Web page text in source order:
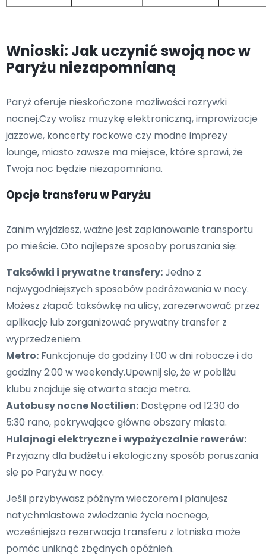
Wnioski: Jak uczynić swoją noc w
Paryżu niezapomnianą
Paryż oferuje nieskończone możliwości rozrywki
nocnej.Czy wolisz muzykę elektroniczną, improwizacje
jazzowe, koncerty rockowe czy modne imprezy
lounge, miasto zawsze ma miejsce, które sprawi, że
Twoja noc będzie niezapomniana.
Opcje transferu w Paryżu
Zanim wyjdziesz, ważne jest zaplanowanie transportu
po mieście. Oto najlepsze sposoby poruszania się:
Taksówki i prywatne transfery:Jedno z
najwygodniejszych sposobów podróżowania w nocy.
Możesz złapać taksówkę na ulicy, zarezerwować przez
aplikację lub zorganizować prywatny transfer z
wyprzedzeniem.
Metro: Funkcjonuje do godziny 1:00 w dni robocze i do
godziny 2:00 w weekendy.Upewnij się, że w pobliżu
klubu znajduje się otwarta stacja metra.
Autobusy nocne Noctilien: Dostępne od 12:30 do
5:30 rano, pokrywające główne obszary miasta.
Hulajnogi elektryczne i wypożyczalnie rowerów:
Przyjazny dla budżetu i ekologiczny sposób poruszania
się po Paryżu w nocy.
Jeśli przybywasz późnym wieczorem i planujesz
natychmiastowe zwiedzanie życia nocnego,
wcześniejsza rezerwacja transferu z lotniska może
pomóc uniknąć zbędnych opóźnień.